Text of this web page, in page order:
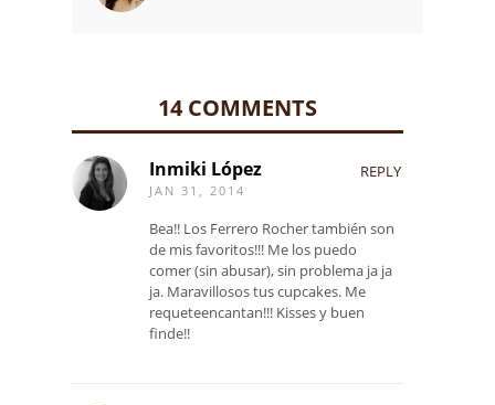
14 COMMENTS
Inmiki López
JAN 31, 2014
REPLY
Bea!! Los Ferrero Rocher también son
de mis favoritos!!! Me los puedo
comer (sin abusar), sin problema ja ja
ja. Maravillosos tus cupcakes. Me
requeteencantan!!! Kisses y buen
finde!!